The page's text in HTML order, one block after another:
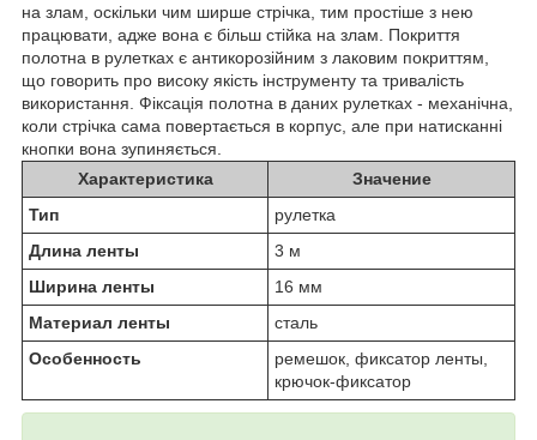
на злам, оскільки чим ширше стрічка, тим простіше з нею
працювати, адже вона є більш стійка на злам. Покриття
полотна в рулетках є антикорозійним з лаковим покриттям,
що говорить про високу якість інструменту та тривалість
використання. Фіксація полотна в даних рулетках - механічна,
коли стрічка сама повертається в корпус, але при натисканні
кнопки вона зупиняється.
Характеристика
Значение
Тип
рулетка
Длина ленты
3 м
Ширина ленты
16 мм
Материал ленты
сталь
Особенность
ремешок, фиксатор ленты,
крючок-фиксатор